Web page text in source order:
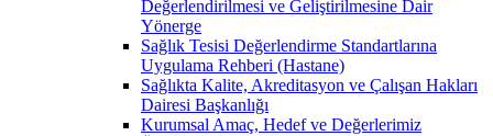
Değerlendirilmesi ve Geliştirilmesine Dair
Yönerge
Sağlık Tesisi Değerlendirme Standartlarına
Uygulama Rehberi (Hastane)
Sağlıkta Kalite, Akreditasyon ve Çalışan Hakları
Dairesi Başkanlığı
Kurumsal Amaç, Hedef ve Değerlerimiz